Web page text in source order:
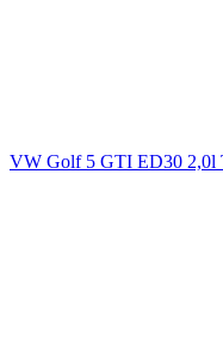
VW Golf 5 GTI ED30 2,0l